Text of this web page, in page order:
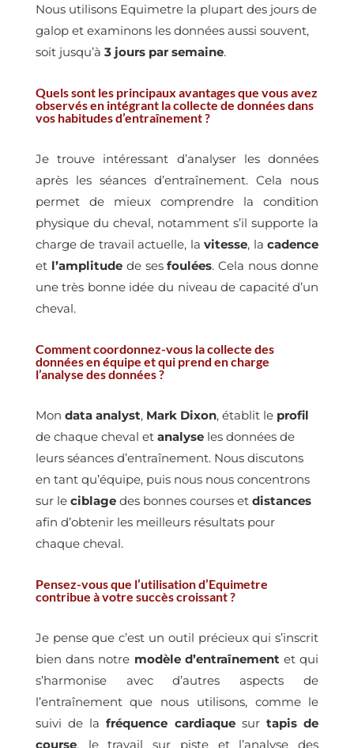
Nous utilisons Equimetre la plupart des jours de
galop et examinons les données aussi souvent,
soit jusqu’à 3 jours par semaine.
Quels sont les principaux avantages que vous avez
observés en intégrant la collecte de données dans
vos habitudes d’entraînement ?
Je trouve intéressant d’analyser les données
après les séances d’entraînement. Cela nous
permet de mieux comprendre la condition
physique du cheval, notamment s’il supporte la
charge de travail actuelle, lavitesse, lacadence
et l’amplitudede sesfoulées. Cela nous donne
une très bonne idée du niveau de capacité d’un
cheval.
Comment coordonnez-vous la collecte des
données en équipe et qui prend en charge
l’analyse des données ?
Mon data analyst, Mark Dixon, établit le profil
de chaque cheval et analyseles données de
leurs séances d’entraînement. Nous discutons
en tant qu’équipe, puis nous nous concentrons
sur le ciblagedes bonnes courses et distances
afin d’obtenir les meilleurs résultats pour
chaque cheval.
Pensez-vous que l’utilisation d’Equimetre
contribue à votre succès croissant ?
Je pense que c’est un outil précieux qui s’inscrit
bien dans notre modèle d’entraînement et qui
s’harmonise avec d’autres aspects de
l’entraînement que nous utilisons, comme le
suivi de lafréquence cardiaquesurtapis de
course, le travail sur piste et l’analyse des